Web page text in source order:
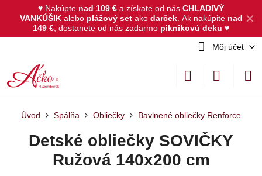
✕
♥ Nakúpte nad 109 € a získate od nás CHLADIVÝ
VANKÚŠIKalebo plážový set akodarček. Ak nakúpite nad
149 € , dostanete od nás zadarmo piknikovú deku ♥
Môj účet
Úvod Spálňa Obliečky Bavlnené obliečky Renforce
Detské obliečky SOVIČKY
Ružová 140x200 cm